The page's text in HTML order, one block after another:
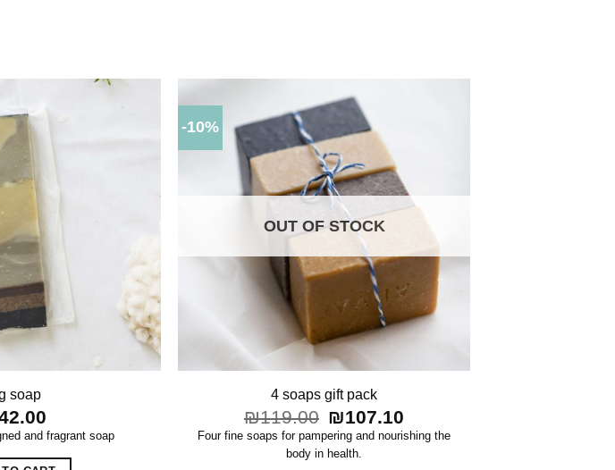
soap
and fragrant soap
-10%
OUT OF STOCK
4 soaps gift pack
₪119.00
Original
price
was:
₪119.00.
₪107.10
price
is:
Four fine soaps for pampering and nourishing the
body in health.